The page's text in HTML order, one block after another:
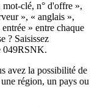
mot-clé, n° d'offre »,
», « anglais »,
» entre chaque
? Saisissez
049RSNK.
avez la possibilité de
région, un pays ou